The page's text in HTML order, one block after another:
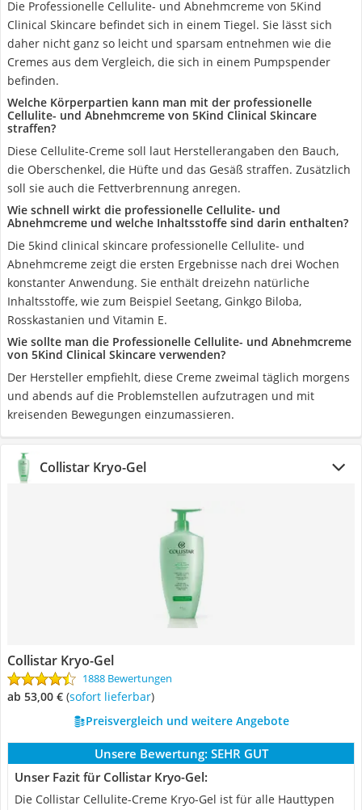
Die Professionelle Cellulite- und Abnehmcreme von 5Kind
Clinical Skincare befindet sich in einem Tiegel. Sie lässt sich
daher nicht ganz so leicht und sparsam entnehmen wie die
Cremes aus dem Vergleich, die sich in einem Pumpspender
befinden.
Welche Körperpartien kann man mit der professionelle
Cellulite- und Abnehmcreme von 5Kind Clinical Skincare
straffen?
Diese Cellulite-Creme soll laut Herstellerangaben den Bauch,
die Oberschenkel, die Hüfte und das Gesäß straffen. Zusätzlich
soll sie auch die Fettverbrennung anregen.
Wie schnell wirkt die professionelle Cellulite- und
Abnehmcreme und welche Inhaltsstoffe sind darin enthalten?
Die 5kind clinical skincare professionelle Cellulite- und
Abnehmcreme zeigt die ersten Ergebnisse nach drei Wochen
konstanter Anwendung. Sie enthält dreizehn natürliche
Inhaltsstoffe, wie zum Beispiel Seetang, Ginkgo Biloba,
Rosskastanien und Vitamin E.
Wie sollte man die Professionelle Cellulite- und Abnehmcreme
von 5Kind Clinical Skincare verwenden?
Der Hersteller empfiehlt, diese Creme zweimal täglich morgens
und abends auf die Problemstellen aufzutragen und mit
kreisenden Bewegungen einzumassieren.
Collistar Kryo-Gel
Collistar Kryo-Gel
1888 Bewertungen
ab 53,00 € ( Sofort lieferbar)
Preisvergleich und weitere Angebote
Unsere Bewertung: SEHR GUT
Unser Fazit für Collistar Kryo-Gel:
Die Collistar Cellulite-Creme Kryo-Gel ist für alle Hauttypen